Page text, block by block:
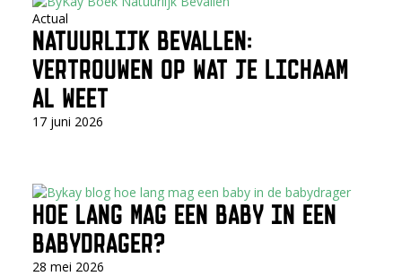
Actual
NATUURLIJK BEVALLEN:
VERTROUWEN OP WAT JE LICHAAM
AL WEET
17 juni 2026
HOE LANG MAG EEN BABY IN EEN
BABYDRAGER?
28 mei 2026